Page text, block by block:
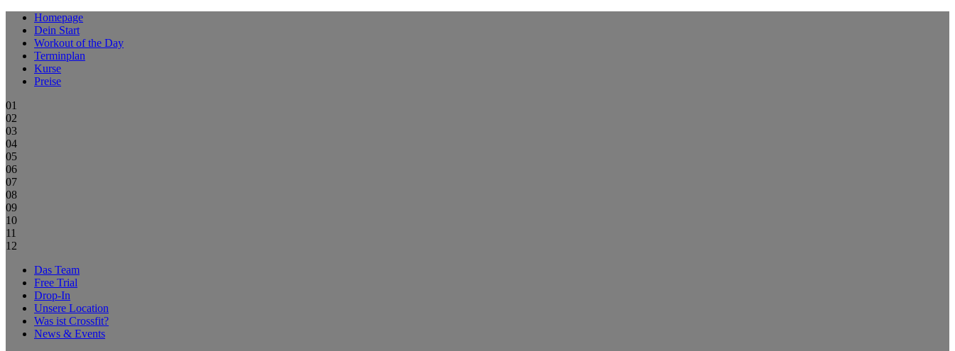
Homepage
Dein Start
Workout of the Day
Terminplan
Kurse
Preise
01
02
03
04
05
06
07
08
09
10
11
12
Das Team
Free Trial
Drop-In
Unsere Location
Was ist Crossfit?
News & Events